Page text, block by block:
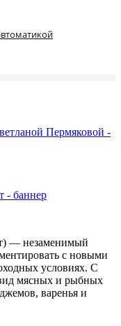
— незаменимый
с новыми
условиях. С
мясных и рыбных
варенья и